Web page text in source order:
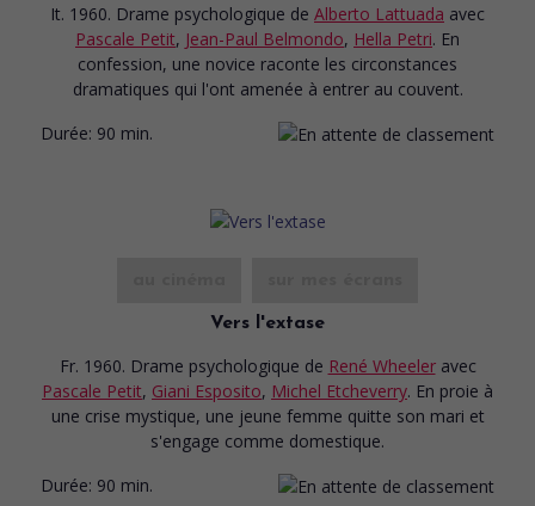
It. 1960. Drame psychologique de Alberto Lattuada avec
Pascale Petit, Jean-Paul Belmondo, Hella Petri. En
confession, une novice raconte les circonstances
dramatiques qui l'ont amenée à entrer au couvent.
Durée: 90 min.
Vers l'extase
Fr. 1960. Drame psychologique de René Wheeler avec
Pascale Petit, Giani Esposito, Michel Etcheverry. En proie à
une crise mystique, une jeune femme quitte son mari et
s'engage comme domestique.
Durée: 90 min.